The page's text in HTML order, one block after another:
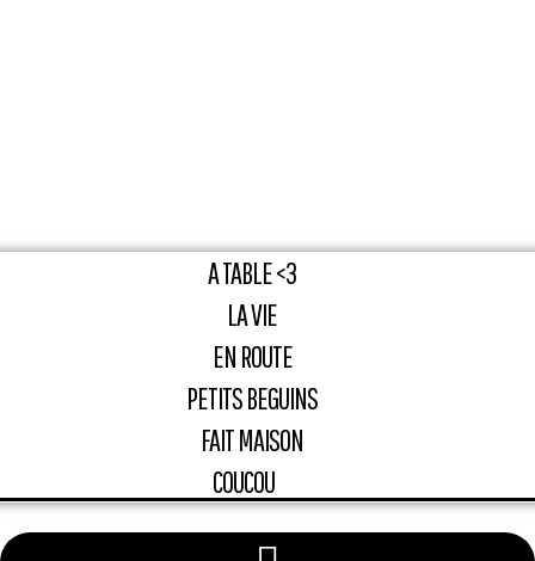
A TABLE <3
LA VIE
EN ROUTE
PETITS BEGUINS
FAIT MAISON
COUCOU